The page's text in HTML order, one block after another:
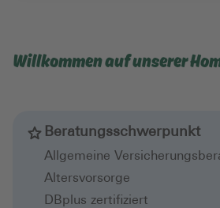
Willkommen auf unserer
Beratungsschwerpunkt
Allgemeine
Altersvorsorge
DBplus zertifiziert